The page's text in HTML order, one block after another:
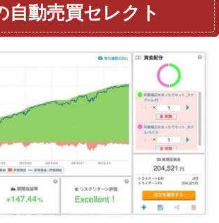
自動売買セレクト